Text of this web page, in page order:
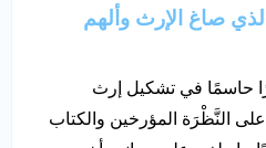
صاغ الإرث وألهم
حاسمًا في تشكيل إرث
على النَّظْرَة المؤرخين والكتاب